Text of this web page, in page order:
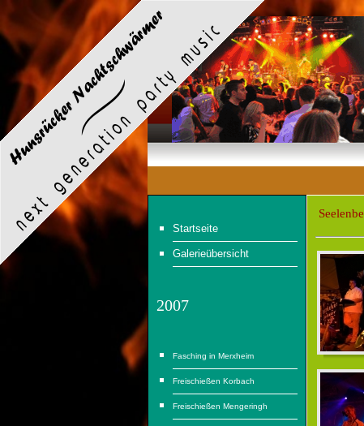
Startseite
Galerieübersicht
2007
Fasching in Merxheim
Freischießen Korbach
Freischießen Mengeringh